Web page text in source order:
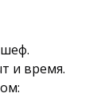
и время.